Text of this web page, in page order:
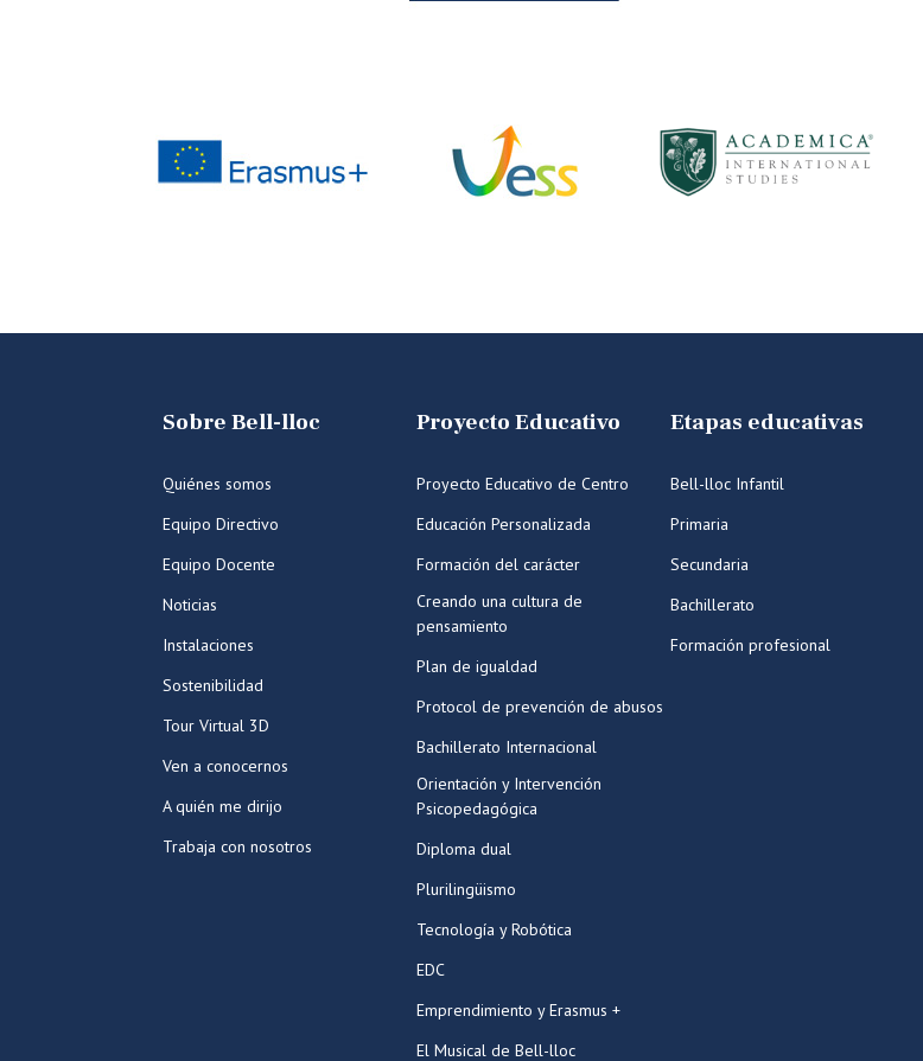
Sobre Bell-lloc
Quiénes somos
Equipo Directivo
Equipo Docente
Noticias
Instalaciones
Sostenibilidad
Tour Virtual 3D
Ven a conocernos
A quién me dirijo
Trabaja con nosotros
Proyecto Educativo
Proyecto Educativo de Centro
Educación Personalizada
Formación del carácter
Creando una cultura de
pensamiento
Plan de igualdad
Protocol de prevención de abusos
Bachillerato Internacional
Orientación y Intervención
Psicopedagógica
Diploma dual
Plurilingüismo
Tecnología y Robótica
EDC
Emprendimiento y Erasmus +
El Musical de Bell-lloc
Etapas educativas
Bell-lloc Infantil
Primaria
Secundaria
Bachillerato
Formación profesional